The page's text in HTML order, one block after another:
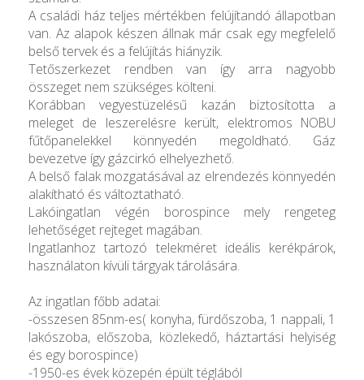
A családi ház teljes mértékben felújítandó állapotban
van. Az alapok készen állnak már csak egy megfelelő
belső tervek és a felújítás hiányzik.
Tetőszerkezet rendben van így arra nagyobb
összeget nem szükséges költeni.
Korábban vegyestüzelésű kazán biztosította a
meleget de leszerelésre került, elektromos NOBU
fűtőpanelekkel könnyedén megoldható. Gáz
bevezetve így gázcirkó elhelyezhető.
A belső falak mozgatásával az elrendezés könnyedén
alakítható és változtatható.
Lakóingatlan végén borospince mely rengeteg
lehetőséget rejteget magában.
Ingatlanhoz tartozó telekméret ideális kerékpárok,
használaton kívüli tárgyak tárolására.
Az ingatlan főbb adatai:
-összesen 85nm-es( konyha, fürdőszoba, 1 nappali, 1
lakószoba, előszoba, közlekedő, háztartási helyiség
és egy borospince)
-1950-es évek közepén épült téglából